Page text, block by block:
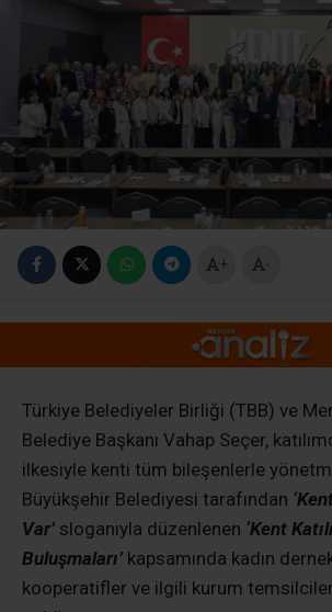
+ -
Türkiye Belediyeler Birliği (TBB) ve
Belediye Başkanı Vahap Seçer,
ilkesiyle kenti tüm bileşenlerle
Büyükşehir Belediyesi tarafından
Var’ sloganıyla düzenlenen ‘Kent
Buluşmaları’ kapsamında kadın
kooperatifler ve ilgili kurum